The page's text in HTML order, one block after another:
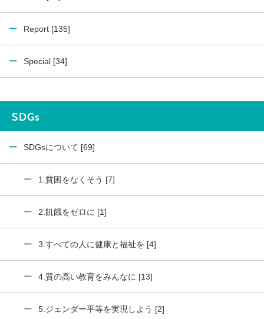
Report [135]
Special [34]
SDGs
SDGsについて [69]
1.貧困をなくそう [7]
2.飢餓をゼロに [1]
3.すべての人に健康と福祉を [4]
4.質の高い教育をみんなに [13]
5.ジェンダー平等を実現しよう [2]